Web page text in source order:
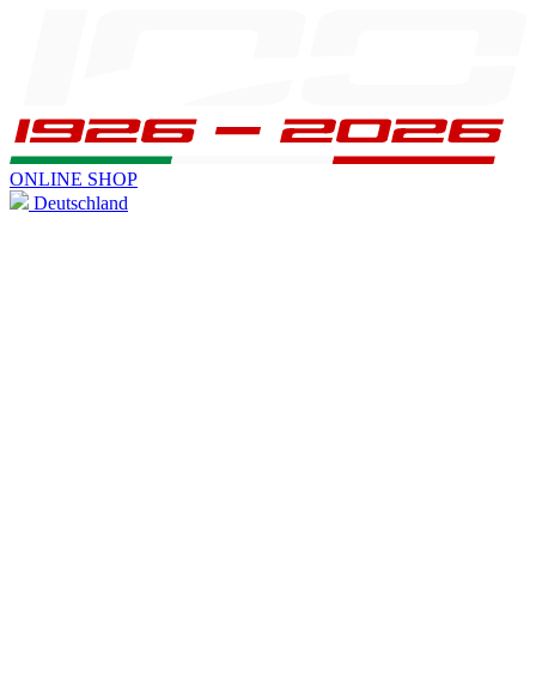
ONLINE SHOP
Deutschland